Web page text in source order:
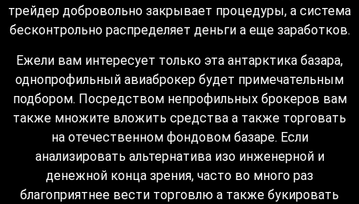
трейдер добровольно закрывает процедуры, а система
бесконтрольно распределяет деньги а еще заработков.
Ежели вам интересует только эта антарктика базара,
однопрофильный авиаброкер будет примечательным
подбором. Посредством непрофильных брокеров вам
также множите вложить средства а также торговать
на отечественном фондовом базаре. Если
анализировать альтернатива изо инженерной и
денежной конца зрения, часто во много раз
благоприятнее вести торговлю а также букировать